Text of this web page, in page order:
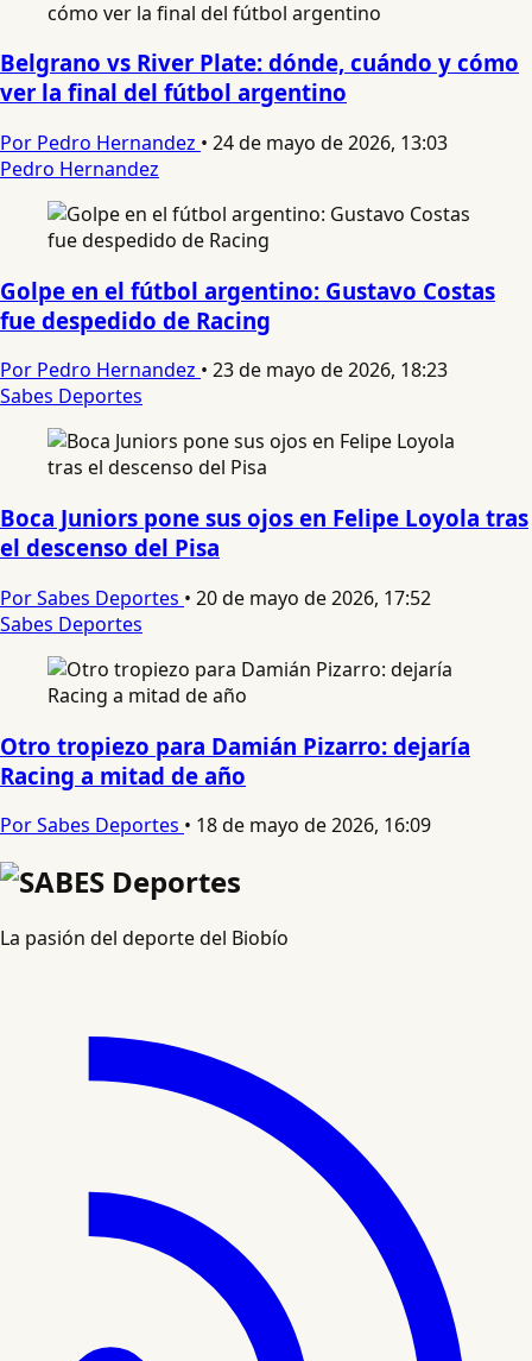
Belgrano vs River Plate: dónde, cuándo y cómo
ver la final del fútbol argentino
Por Pedro Hernandez • 24 de mayo de 2026, 13:03
Pedro Hernandez
Golpe en el fútbol argentino: Gustavo Costas
fue despedido de Racing
Por Pedro Hernandez • 23 de mayo de 2026, 18:23
Sabes Deportes
Boca Juniors pone sus ojos en Felipe Loyola tras
el descenso del Pisa
Por Sabes Deportes • 20 de mayo de 2026, 17:52
Sabes Deportes
Otro tropiezo para Damián Pizarro: dejaría
Racing a mitad de año
Por Sabes Deportes • 18 de mayo de 2026, 16:09
La pasión del deporte del Biobío